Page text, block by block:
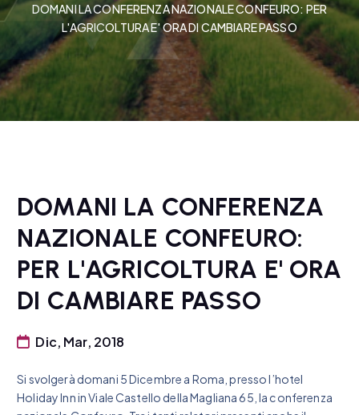
DOMANI LA CONFERENZA NAZIONALE CONFEURO: PER
L'AGRICOLTURA E' ORA DI CAMBIARE PASSO
DOMANI LA CONFERENZA
NAZIONALE CONFEURO:
PER L'AGRICOLTURA E' ORA
DI CAMBIARE PASSO
Dic, Mar, 2018
Si svolgerà domani 5 Dicembre a Roma, presso l’hotel
Holiday Inn in Viale Castello della Magliana 65, la conferenza